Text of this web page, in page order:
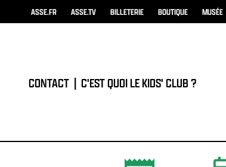
ASSE.FR ASSE.TV BILLETERIE BOUTIQUE MUSÉE
CONTACT | C'EST QUOI LE KIDS' CLUB ?